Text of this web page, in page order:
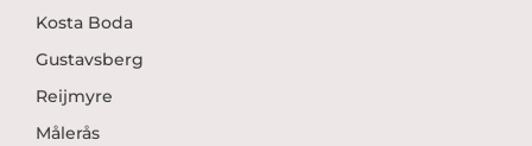
Kosta Boda
Gustavsberg
Reijmyre
Målerås